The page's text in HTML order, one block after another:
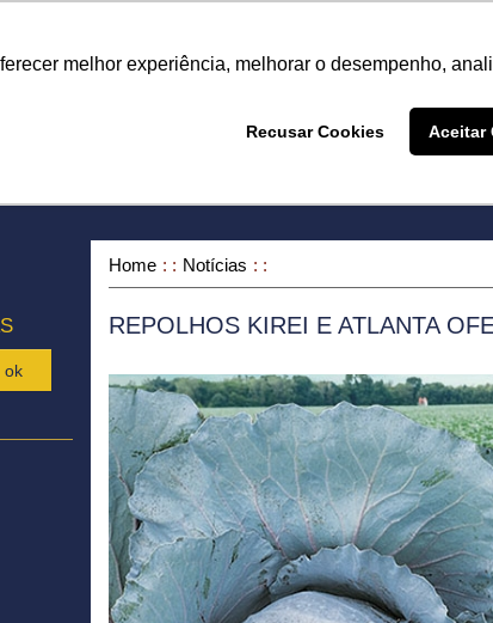
melhor experiência, melhorar o desempenho,
Recusar Cookies Aceitar
ok
Home Notícias
REPOLHOS KIREI E ATLANTA